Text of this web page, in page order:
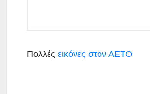
Πολλές εικόνες στον ΑΕΤΟ